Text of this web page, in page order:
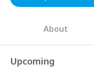
About
Upcoming